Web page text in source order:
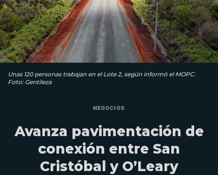
Unas 120 personas trabajan en el Lote 2, según informó el MOPC.
Foto: Gentileza
NEGOCIOS
Avanza pavimentación de
conexión entre San
Cristóbal y O’Leary